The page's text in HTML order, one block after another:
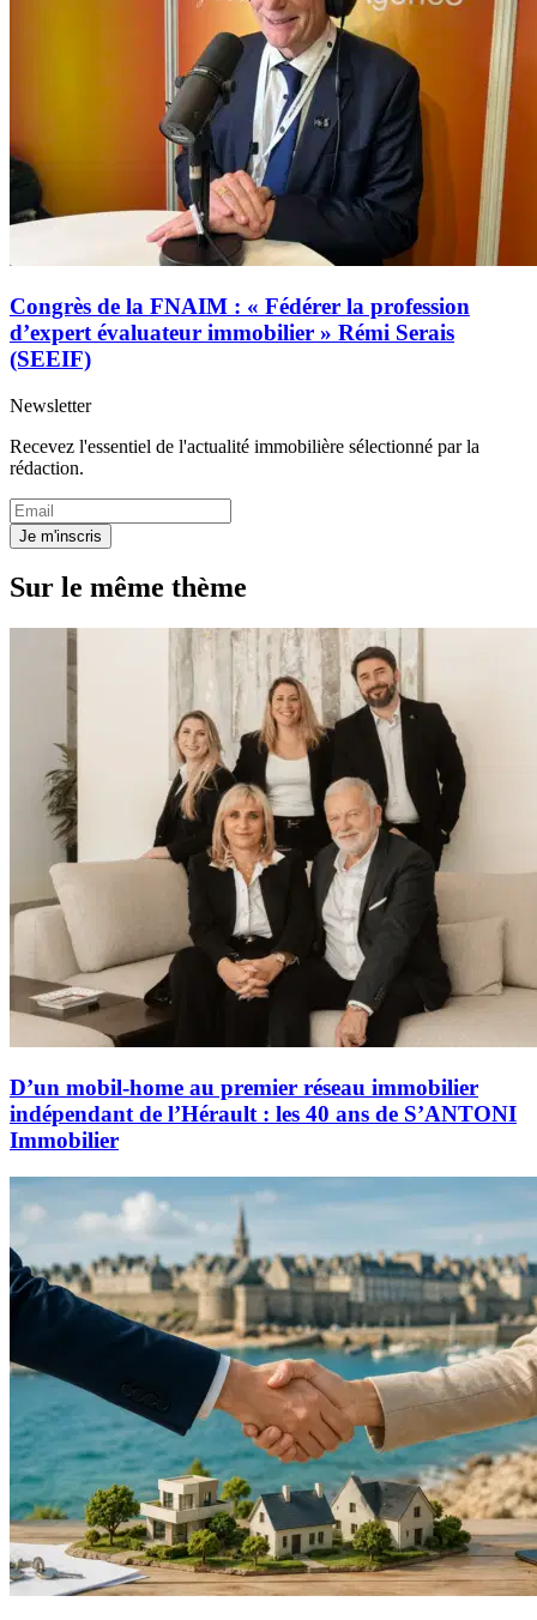
Congrès de la FNAIM : « Fédérer la profession
d’expert évaluateur immobilier » Rémi Serais
(SEEIF)
Newsletter
Recevez l'essentiel de l'actualité immobilière sélectionné par la
rédaction.
Je m'inscris
Sur le même thème
D’un mobil-home au premier réseau immobilier
indépendant de l’Hérault : les 40 ans de S’ANTONI
Immobilier